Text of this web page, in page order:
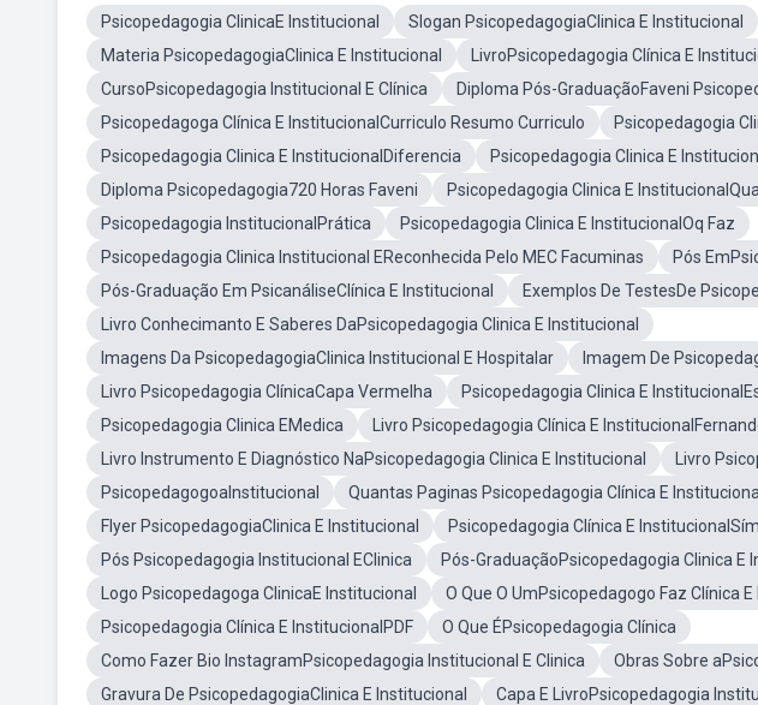
Psicopedagogia ClinicaE Institucional
Slogan PsicopedagogiaClinica E Institucional
Materia PsicopedagogiaClinica E Institucional
LivroPsicopedagogia Clínica E
CursoPsicopedagogia Institucional E Clínica
Diploma Pós-GraduaçãoFaveni
Psicopedagoga Clínica E InstitucionalCurriculo Resumo Curriculo
Psicopedagogia
Psicopedagogia Clinica E InstitucionalDiferencia
Psicopedagogia Clinica E
Diploma Psicopedagogia720 Horas Faveni
Psicopedagogia Clinica E
Psicopedagogia InstitucionalPrática
Psicopedagogia Clinica E InstitucionalOq Faz
Psicopedagogia Clinica Institucional EReconhecida Pelo MEC Facuminas
Pós
Pós-Graduação Em PsicanáliseClínica E Institucional
Exemplos De TestesDe
Livro Conhecimanto E Saberes DaPsicopedagogia Clinica E Institucional
Imagens Da PsicopedagogiaClinica Institucional E Hospitalar
Imagem De
Livro Psicopedagogia ClínicaCapa Vermelha
Psicopedagogia Clinica E
Psicopedagogia Clinica EMedica
Livro Psicopedagogia Clínica E
Livro Instrumento E Diagnóstico NaPsicopedagogia Clinica E Institucional
Livro
PsicopedagogoaInstitucional
Quantas Paginas Psicopedagogia Clínica E
Flyer PsicopedagogiaClinica E Institucional
Psicopedagogia Clínica E
Pós Psicopedagogia Institucional EClinica
Pós-GraduaçãoPsicopedagogia Clinica E
Logo Psicopedagoga ClinicaE Institucional
O Que O UmPsicopedagogo Faz Clínica E
Psicopedagogia Clínica E InstitucionalPDF
O Que ÉPsicopedagogia Clínica
Como Fazer Bio InstagramPsicopedagogia Institucional E Clinica
Obras Sobre
Gravura De PsicopedagogiaClinica E Institucional
Capa E LivroPsicopedagogia